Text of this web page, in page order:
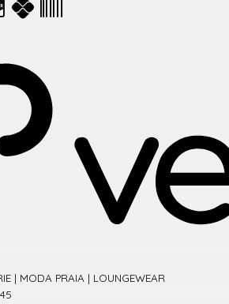
| MODA PRAIA | LOUNGEWEAR